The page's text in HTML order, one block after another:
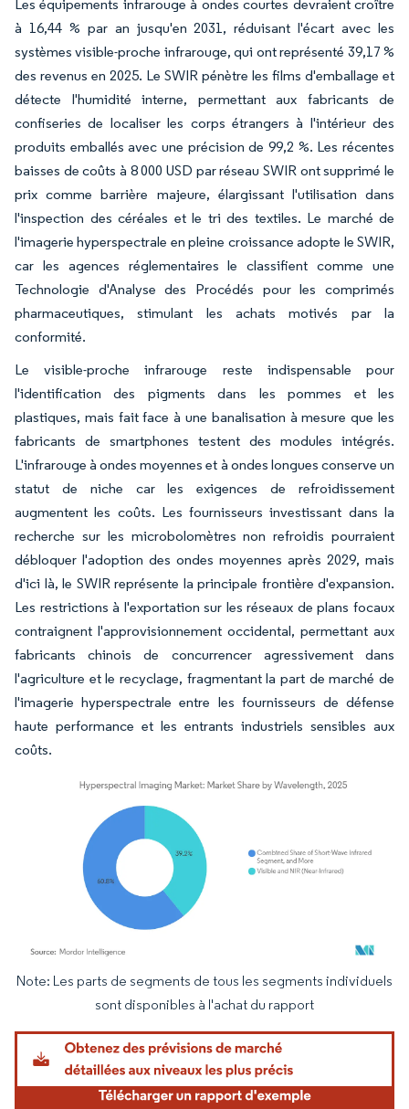
Les équipements infrarouge à ondes courtes devraient croître
à 16,44 % par an jusqu'en 2031, réduisant l'écart avec les
systèmes visible-proche infrarouge, qui ont représenté 39,17 %
des revenus en 2025. Le SWIR pénètre les films d'emballage et
détecte l'humidité interne, permettant aux fabricants de
confiseries de localiser les corps étrangers à l'intérieur des
produits emballés avec une précision de 99,2 %. Les récentes
baisses de coûts à 8 000 USD par réseau SWIR ont supprimé le
prix comme barrière majeure, élargissant l'utilisation dans
l'inspection des céréales et le tri des textiles. Le marché de
l'imagerie hyperspectrale en pleine croissance adopte le SWIR,
car les agences réglementaires le classifient comme une
Technologie d'Analyse des Procédés pour les comprimés
pharmaceutiques, stimulant les achats motivés par la
conformité.
Le visible-proche infrarouge reste indispensable pour
l'identification des pigments dans les pommes et les
plastiques, mais fait face à une banalisation à mesure que les
fabricants de smartphones testent des modules intégrés.
L'infrarouge à ondes moyennes et à ondes longues conserve un
statut de niche car les exigences de refroidissement
augmentent les coûts. Les fournisseurs investissant dans la
recherche sur les microbolomètres non refroidis pourraient
débloquer l'adoption des ondes moyennes après 2029, mais
d'ici là, le SWIR représente la principale frontière d'expansion.
Les restrictions à l'exportation sur les réseaux de plans focaux
contraignent l'approvisionnement occidental, permettant aux
fabricants chinois de concurrencer agressivement dans
l'agriculture et le recyclage, fragmentant la part de marché de
l'imagerie hyperspectrale entre les fournisseurs de défense
haute performance et les entrants industriels sensibles aux
coûts.
Image © Mordor Intelligence. La réutilisation nécessite une attribution sous CC BY
Note: Les parts de segments de tous les segments individuels
sont disponibles à l'achat du rapport